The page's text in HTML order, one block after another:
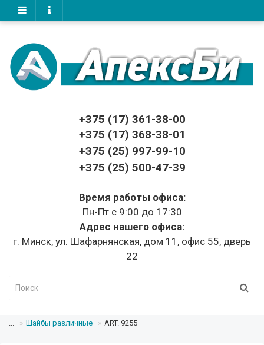
+375 (17) 361-38-00
+375 (17) 368-38-01
+375 (25) 997-99-10
+375 (25) 500-47-39
Время работы офиса:
Пн-Пт с 9:00 до 17:30
Адрес нашего офиса:
г. Минск, ул. Шафарнянская, дом 11, офис 55, дверь
22
Шайбы различные ART. 9255